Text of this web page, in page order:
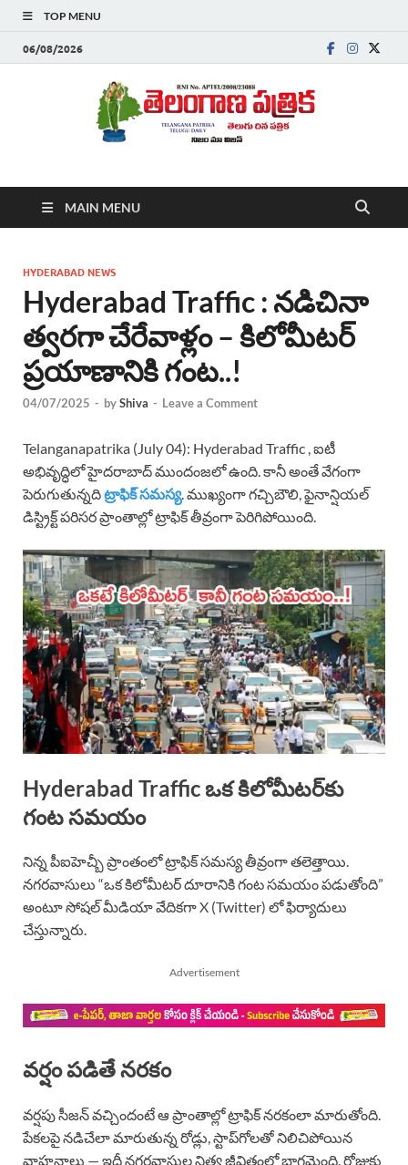
TOP MENU
06/08/2026
Telanganapatrika
,Latest Telangana News, Rajanna Sircilla News, Telangana
Breaking News, Telugu Newspaper Online, Today Telugu News,
తెలుగు వార్తలు , బ్రేకింగ్ న్యూస్ తెలుగులో , తెలంగాణ లో తాజా అప్‌డేట్స్ ,
తెలుగు న్యూస్ పేపర్
MAIN MENU
HYDERABAD NEWS
Hyderabad Traffic : నడిచినా
త్వరగా చేరేవాళ్లం – కిలోమీటర్
ప్రయాణానికి గంట..!
04/07/2025 - byShiva - Leave a Comment
Telanganapatrika (July 04): Hyderabad Traffic , ఐటీ
అభివృద్ధిలో హైదరాబాద్ ముందంజలో ఉంది. కానీ అంతే వేగంగా
పెరుగుతున్నదిట్రాఫిక్ సమస్య. ముఖ్యంగా గచ్చిబౌలి, ఫైనాన్షియల్
డిస్ట్రిక్ట్ పరిసర ప్రాంతాల్లో ట్రాఫిక్ తీవ్రంగా పెరిగిపోయింది.
Hyderabad Traffic ఒక కిలోమీటర్‌కు
గంట సమయం
నిన్న పీఐహెచ్బీ ప్రాంతంలో ట్రాఫిక్ సమస్య తీవ్రంగా తలెత్తాయి.
నగరవాసులు “ఒక కిలోమీటర్ దూరానికి గంట సమయం పడుతోంది”
అంటూ సోషల్ మీడియా వేదికగా X (Twitter) లో ఫిర్యాదులు
చేస్తున్నారు.
Advertisement
వర్షం పడితే నరకం
వర్షపు సీజన్ వచ్చిందంటే ఆ ప్రాంతాల్లో ట్రాఫిక్ నరకంలా మారుతోంది.
పేకలపై నడిచేలా మారుతున్న రోడ్లు, స్టాప్‌గోలతో నిలిచిపోయిన
వాహనాలు — ఇదీ నగరవాసుల నిత్య జీవితంలో భాగమైంది. రోజుకు